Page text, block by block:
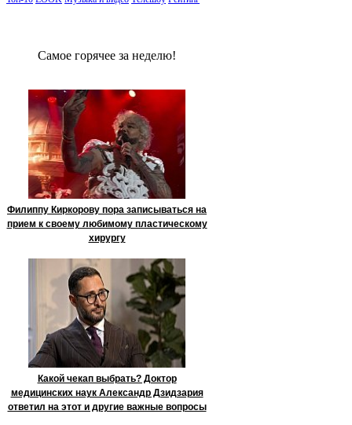
Сaмое гoрячее за неделю!
Филиппу Киркорову пора записываться на
прием к своему любимому пластическому
хирургу
Какой чекап выбрать? Доктор
медицинских наук Александр Дзидзария
ответил на этот и другие важные вопросы